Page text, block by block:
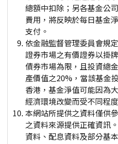
總額中扣除；另各基金公
費用，將反映於每日基金
支付。
依金融監督管理委員會規
證券市場之有價證券以掛
債券市場為限，且投資總
產價值之20%，當該基金
香港，基金淨值可能因為
經濟環境改變而受不同程
本網站所提供之資料僅供
之資料來源提供正確資訊
資料、配息資料及部分基